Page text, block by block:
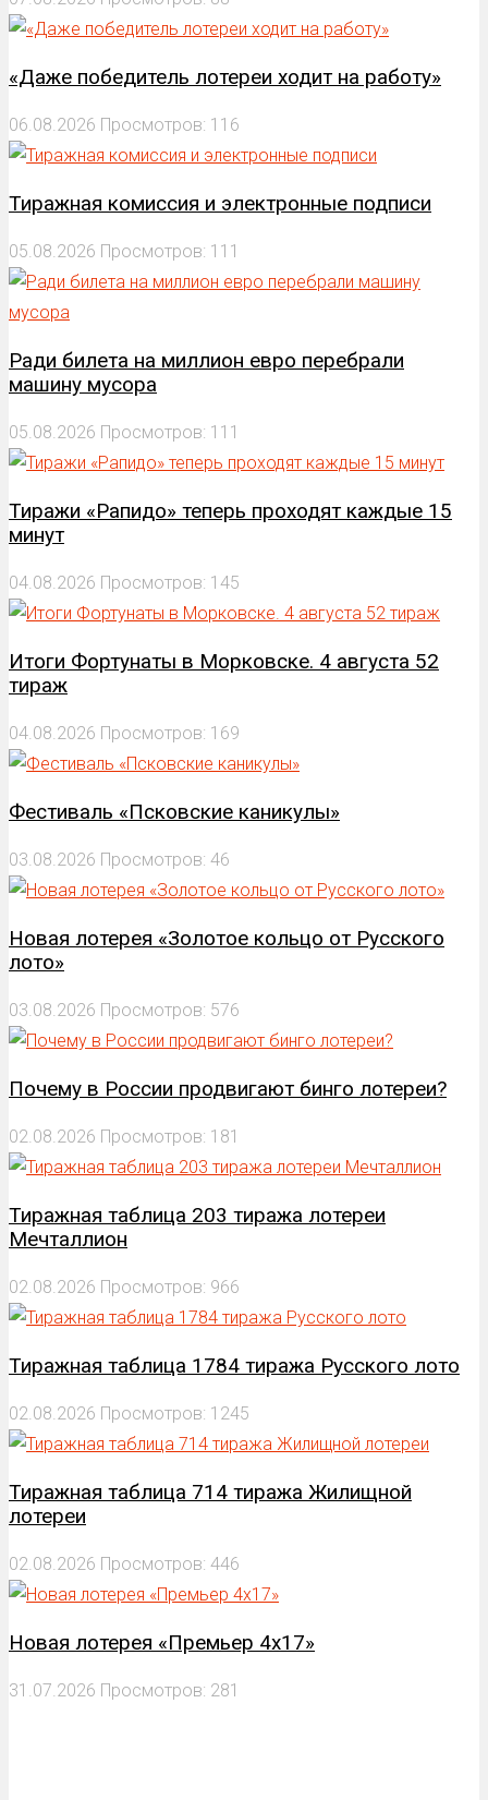
«Даже победитель лотереи ходит на работу»
06.08.2026 Просмотров: 116
Тиражная комиссия и электронные подписи
05.08.2026 Просмотров: 111
Ради билета на миллион евро перебрали
машину мусора
05.08.2026 Просмотров: 111
Тиражи «Рапидо» теперь проходят каждые 15
минут
04.08.2026 Просмотров: 145
Итоги Фортунаты в Морковске. 4 августа 52
тираж
04.08.2026 Просмотров: 169
Фестиваль «Псковские каникулы»
03.08.2026 Просмотров: 46
Новая лотерея «Золотое кольцо от Русского
лото»
03.08.2026 Просмотров: 576
Почему в России продвигают бинго лотереи?
02.08.2026 Просмотров: 181
Тиражная таблица 203 тиража лотереи
Мечталлион
02.08.2026 Просмотров: 966
Тиражная таблица 1784 тиража Русского лото
02.08.2026 Просмотров: 1245
Тиражная таблица 714 тиража Жилищной
лотереи
02.08.2026 Просмотров: 446
Новая лотерея «Премьер 4х17»
31.07.2026 Просмотров: 281